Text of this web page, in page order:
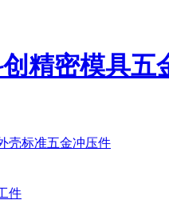
精密模具五
壳标准五金冲压件
件